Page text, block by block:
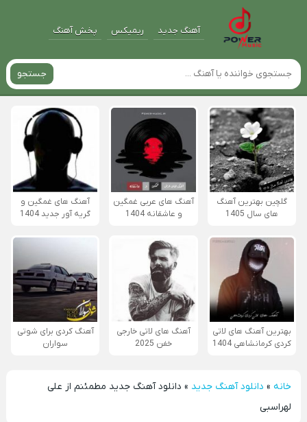
آهنگ جدید ریمیکس پخش آهنگ
جستجو
گلچین بهترین آهنگ
های سال 1405
آهنگ های عربی غمگین
و عاشقانه 1404
آهنگ های غمگین و
گریه آور جدید 1404
بهترین آهنگ های لاتی
کردی کرمانشاهی 1404
آهنگ های لاتی خارجی
خفن 2025
آهنگ کردی برای شوتی
سواران
خانه» دانلود آهنگ جدید » دانلود آهنگ جدید مطمئنم از علی
لهراسبی